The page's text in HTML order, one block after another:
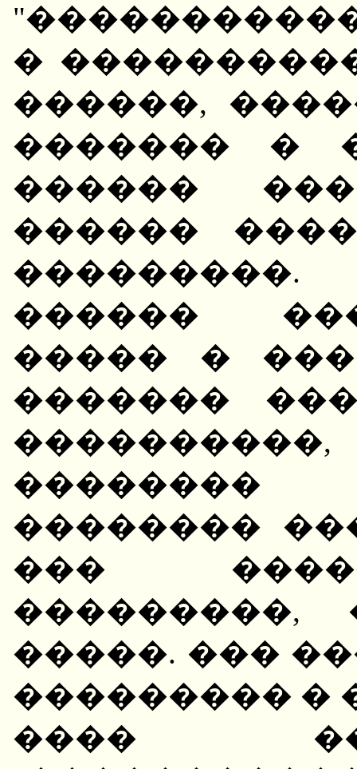
�
������,
������� �
������
������
������
����� �
�������
��������
���
���������,
�����. ���
��������� �
����